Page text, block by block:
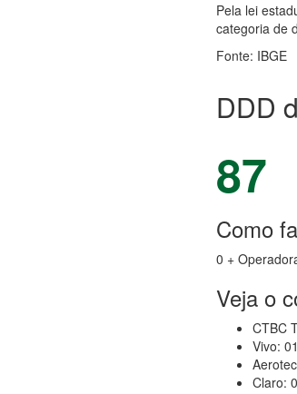
Pela lei
categoria de
Fonte: IBGE
DDD
87
Como
0 +
Veja o
CTBC
Vivo:
Claro: